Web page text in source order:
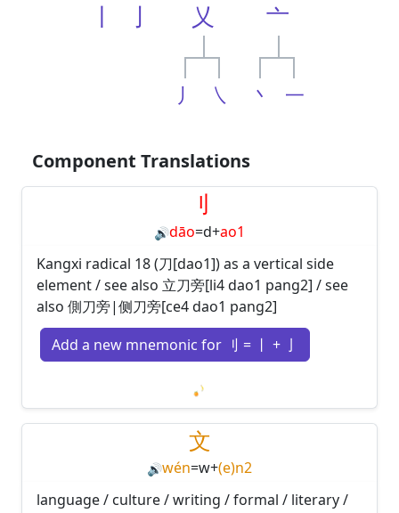
丨 亅 乂
丿 ㇏
亠
丶 一
Component Translations
刂
🔊dāo=d+ao1
Kangxi radical 18 (刀[dao1]) as a vertical side
element / see also 立刀旁[li4 dao1 pang2] / see
also 側刀旁|侧刀旁[ce4 dao1 pang2]
Add a new mnemonic for 刂 = 丨 + 亅
Loading mnemonics…
文
🔊wén=w+(e)n2
language / culture / writing / formal / literary /